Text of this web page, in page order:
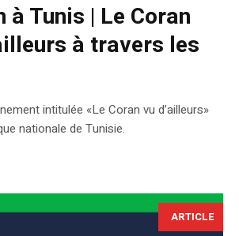
à Tunis | Le Coran
à travers les
intitulée «Le Coran vu d’ailleurs»
nationale de Tunisie.
ARTICLE